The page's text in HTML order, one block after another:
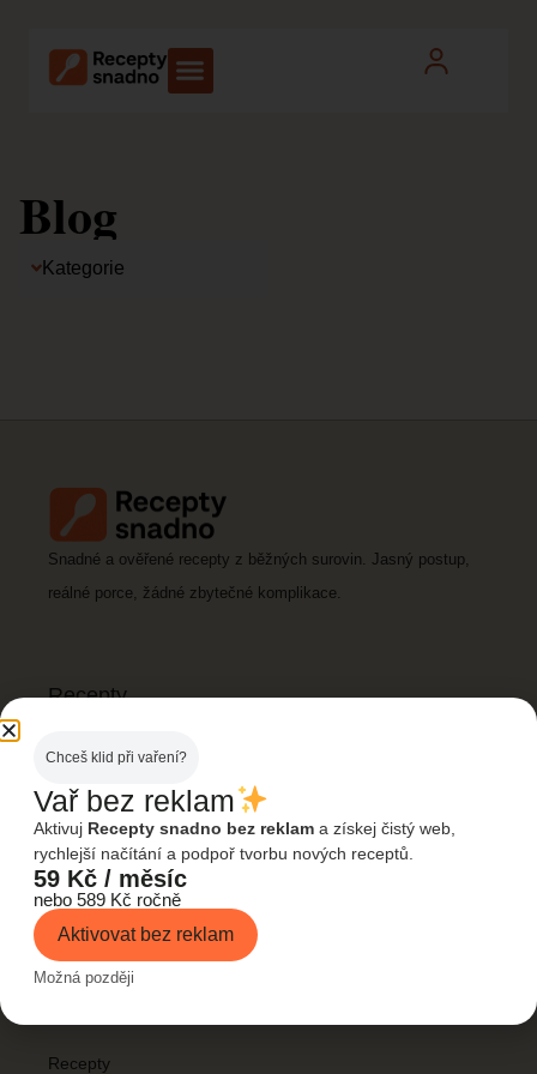
Blog
Kategorie
Snadné a ověřené recepty z běžných surovin. Jasný postup,
reálné porce, žádné zbytečné komplikace.
Recepty
Rychlé večeře
Levná jídla
Dezerty
Fitness & zdravé
Rychlé odkazy
Recepty
Chceš klid při vaření?
Vař bez reklam
Aktivuj Recepty snadno bez reklam a získej čistý web,
rychlejší načítání a podpoř tvorbu nových receptů.
59 Kč / měsíc
nebo 589 Kč ročně
Aktivovat bez reklam
Možná později